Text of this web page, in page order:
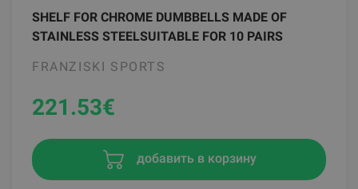
SHELF FOR CHROME DUMBBELLS MADE OF
STAINLESS STEELSUITABLE FOR 10 PAIRS
FRANZISKI SPORTS
221.53€
добавить в корзину